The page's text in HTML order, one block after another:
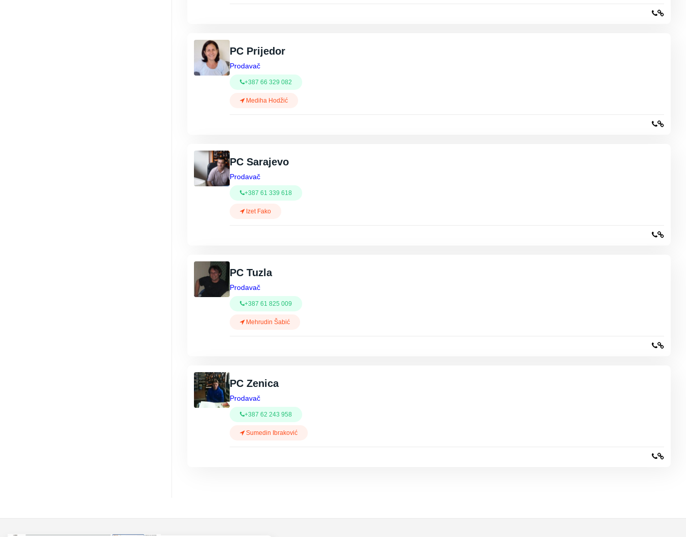
PC Prijedor
Prodavač
+387 66 329 082
Mediha Hodžić
PC Sarajevo
Prodavač
+387 61 339 618
Izet Fako
PC Tuzla
Prodavač
+387 61 825 009
Mehrudin Šabić
PC Zenica
Prodavač
+387 62 243 958
Sumedin Ibraković